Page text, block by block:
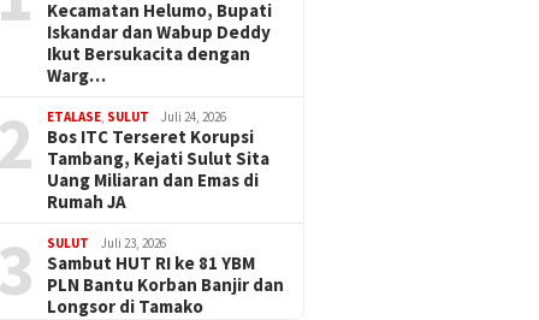
Kecamatan Helumo, Bupati
Iskandar dan Wabup Deddy
Ikut Bersukacita dengan
Warg…
ETALASE SULUT Juli 24, 2026
Bos ITC Terseret Korupsi
Tambang, Kejati Sulut Sita
Uang Miliaran dan Emas di
Rumah JA
SULUT Juli 23, 2026
Sambut HUT RI ke 81 YBM
PLN Bantu Korban Banjir dan
Longsor di Tamako